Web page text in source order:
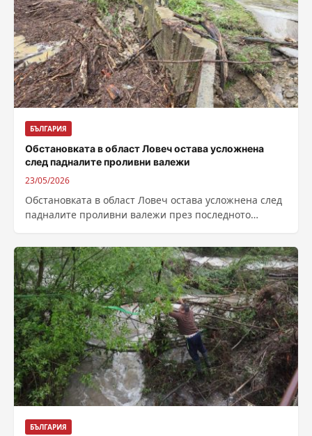
БЪЛГАРИЯ
Обстановката в област Ловеч остава усложнена
след падналите проливни валежи
23/05/2026
Обстановката в област Ловеч остава усложнена след
падналите проливни валежи през последното
БЪЛГАРИЯ